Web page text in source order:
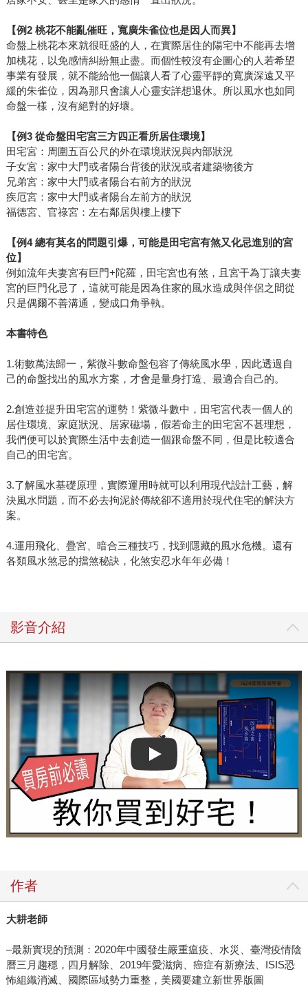
【例2 桃花不能亂催旺，寬廣朱雀位也是因人而異】
命盤上桃花本來就很旺盛的人，在實際居住的陽宅中不能再去增
加桃花，以免感情糾紛無止盡。而個性較沒有企圖心的人若希望
事業有發展，就不能給他一個讓人看了心靈平靜的寬廣深遠又平
緩的朱雀位，因為那只會讓人心靈安詳想退休。所以風水也如同
命盤一樣，沒有絕對的好壞。
【例3 從命盤田宅宮三方四正看所居住環境】
田宅宮：周圍五百公尺的外在環境狀況與內部狀況
子女宮：家中大門或者陽台背後的狀況或者建築物後方
兄弟宮：家中大門或者陽台右前方的狀況
疾厄宮：家中大門或者陽台左前方的狀況
福德宮、官祿宮：左右鄰居與樓上樓下
【例4 總有莫名的問題引爆，可能是田宅宮有煞又化忌進別的宮
位】
例如流年夫妻宮有巨門+陀羅，田宅宮也有煞，且宮干為丁讓夫妻
宮的巨門化忌了，這就可能是因為住家的風水造成與伴侶之間從
只是偶爾不善溝通，變成口角爭執。
本書特色
1.術數萬法歸一，紫微斗數命盤包容了傳統風水學，因此透過自
己的命盤找出的風水方案，才會是量身打造、最適合自己的。
2.創造並提升田宅宮的運勢！紫微斗數中，田宅宮代表一個人的
居住環境、家庭狀況、居家磁場，假若命主的田宅宮不甚理想，
我們便可以於實際生活中去創造一個跟命盤不同，但是比較適合
自己的田宅宮。
3.了解風水基礎原理，實際運用時就可以利用現代設計工藝，解
決風水問題，而不必去拘泥於傳統卻不適用於現代住宅的解決方
案。
4.運用飛化、疊宮、暗合三種技巧，找到隱藏的風水危機。還有
各類風水煞忌的擋煞秘訣，化煞安忍水年年必備！
影音介紹
Play video
作者
大耕老師
–最新實現的預測：2020年中國發生嚴重瘟疫、水災、臺灣疫情陰
曆三月趨穩，四月解除、2019年愛滋病、癌症有新療法、ISIS恐
怖組織消滅、國際區域勢力重整，美國要建立新世界版圖